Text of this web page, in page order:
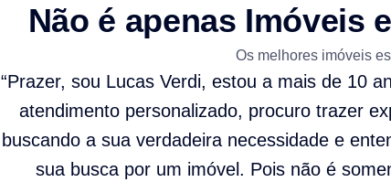
Não é apenas Imóveis
Os melhores imóveis
“Prazer, sou Lucas Verdi, estou a mais de 10
atendimento personalizado, procuro trazer
buscando a sua verdadeira necessidade e
sua busca por um imóvel. Pois não é